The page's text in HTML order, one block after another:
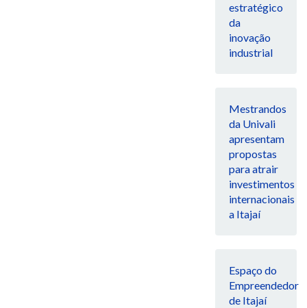
estratégico
da
inovação
industrial
Mestrandos
da Univali
apresentam
propostas
para atrair
investimentos
internacionais
a Itajaí
Espaço do
Empreendedor
de Itajaí